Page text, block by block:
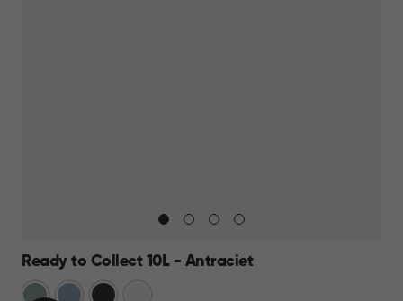
Ready to Collect 10L - Antraciet
GroenBlauwDonkergrijs